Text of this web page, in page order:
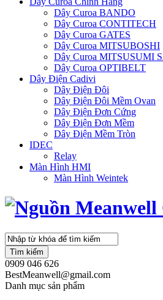
Dây Curoa BANDO
Dây Curoa CONTITECH
Dây Curoa GATES
Dây Curoa MITSUBOSHI
Dây Curoa MITSUSUMI
Dây Curoa OPTIBELT
Dây Điện Cadivi
Dây Điện Đôi
Dây Điện Đôi Mềm Ovan
Dây Điện Đơn Cứng
Dây Điện Đơn Mềm
Dây Điện Mềm Tròn
IDEC
Relay
Màn Hình HMI
Màn Hình Weintek
Tìm kiếm
0909 046 626
BestMeanwell@gmail.com
Danh mục sản phẩm